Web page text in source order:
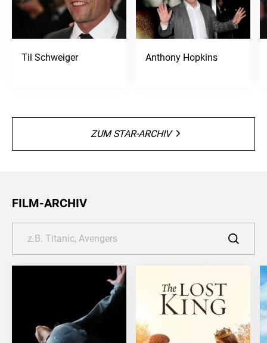
Til Schweiger Anthony Hopkins
ZUM STAR-ARCHIV
FILM-ARCHIV